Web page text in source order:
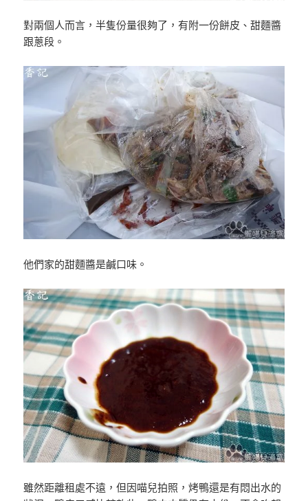
對兩個人而言，半隻份量很夠了，有附一份餅皮、甜麵醬
跟蔥段。
他們家的甜麵醬是鹹口味。
雖然距離租處不遠，但因喵兒拍照，烤鴨還是有悶出水的